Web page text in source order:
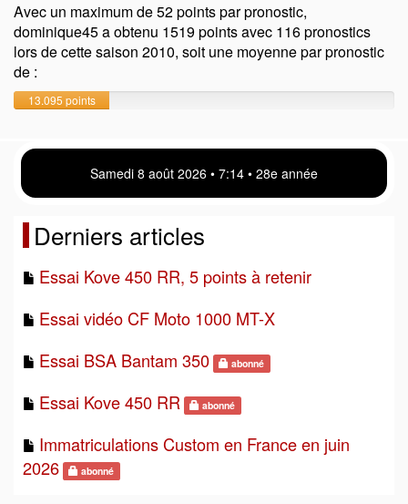
Avec un maximum de 52 points par pronostic,
dominique45 a obtenu 1519 points avec 116 pronostics
lors de cette saison 2010, soit une moyenne par pronostic
de :
13.095 points
Samedi 8 août 2026 • 7 14 • 28e année
Derniers articles
Essai Kove 450 RR, 5 points à retenir
Essai vidéo CF Moto 1000 MT-X
Essai BSA Bantam 350
abonné
Essai Kove 450 RR abonné
Immatriculations Custom en France en juin
2026
abonné